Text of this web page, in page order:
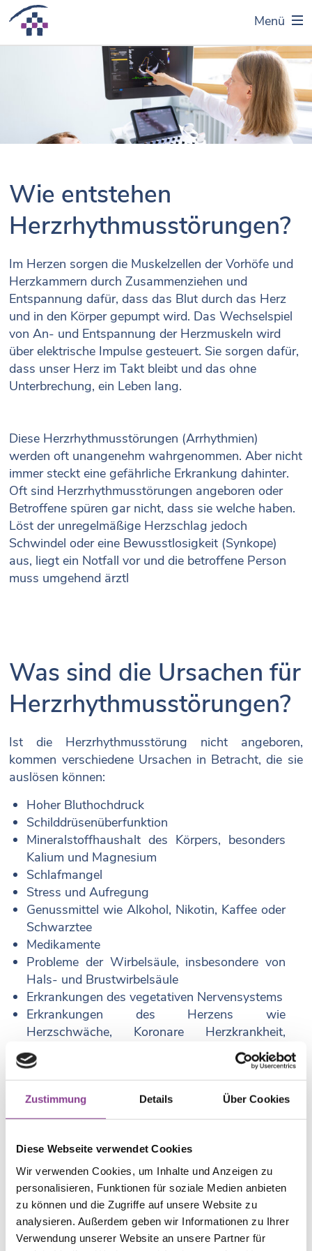
Zustimmung Details Über Cookies
Diese Webseite verwendet Cookies
Wir verwenden Cookies, um Inhalte und Anzeigen zu
personalisieren, Funktionen für soziale Medien anbieten
zu können und die Zugriffe auf unsere Website zu
analysieren. Außerdem geben wir Informationen zu Ihrer
Verwendung unserer Website an unsere Partner für
Menü
Wie entstehen
Herzrhythmusstörungen?
Im Herzen sorgen die Muskelzellen der Vorhöfe und
Herzkammern durch Zusammenziehen und
Entspannung dafür, dass das Blut durch das Herz
und in den Körper gepumpt wird. Das Wechselspiel
von An- und Entspannung der Herzmuskeln wird
über elektrische Impulse gesteuert. Sie sorgen dafür,
dass unser Herz im Takt bleibt und das ohne
Unterbrechung, ein Leben lang.
Diese Herzrhythmusstörungen (Arrhythmien)
werden oft unangenehm wahrgenommen. Aber nicht
immer steckt eine gefährliche Erkrankung dahinter.
Oft sind Herzrhythmusstörungen angeboren oder
Betroffene spüren gar nicht, dass sie welche haben.
Löst der unregelmäßige Herzschlag jedoch
Schwindel oder eine Bewusstlosigkeit (Synkope)
aus, liegt ein Notfall vor und die betroffene Person
muss umgehend ärztl
Was sind die Ursachen für
Herzrhythmusstörungen?
Ist die Herzrhythmusstörung nicht angeboren,
kommen verschiedene Ursachen in Betracht, die sie
auslösen können:
Hoher Bluthochdruck
Schilddrüsenüberfunktion
Mineralstoffhaushalt des Körpers, besonders
Kalium und Magnesium
Schlafmangel
Stress und Aufregung
Genussmittel wie Alkohol, Nikotin, Kaffee oder
Schwarztee
Medikamente
Probleme der Wirbelsäule, insbesondere von
Hals- und Brustwirbelsäule
Erkrankungen des vegetativen Nervensystems
Erkrankungen des Herzens wie
Herzschwäche, Koronare Herzkrankheit,
Erkrankungen des Herzmuskels oder der
Herzklappen
Sind
Herzrhythmusstörungen
gefährlich?